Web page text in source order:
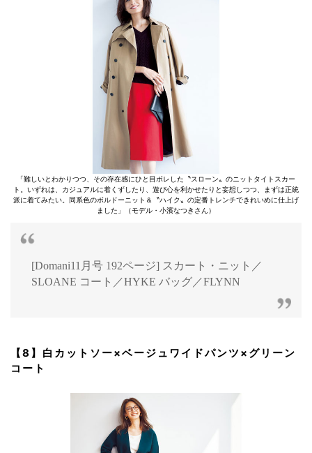
「難しいとわかりつつ、その存在感にひと目ボレした〝スローン〟のニットタイトスカー
ト。いずれは、カジュアルに着くずしたり、遊び心を利かせたりと妄想しつつ、まずは正統
派に着てみたい。同系色のボルドーニット＆〝ハイク〟の定番トレンチできれいめに仕上げ
ました」（モデル・小濱なつきさん）
[Domani11月号 192ページ] スカート・ニット／
SLOANE コート／HYKE バッグ／FLYNN
【8】白カットソー×ベージュワイドパンツ×グリーン
コート